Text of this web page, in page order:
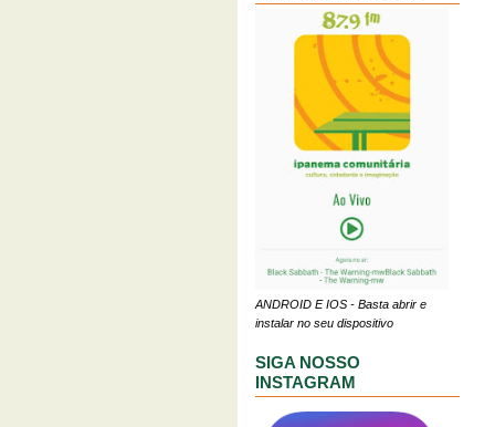
ANDROID E IOS - Basta abrir e
instalar no seu dispositivo
SIGA NOSSO
INSTAGRAM